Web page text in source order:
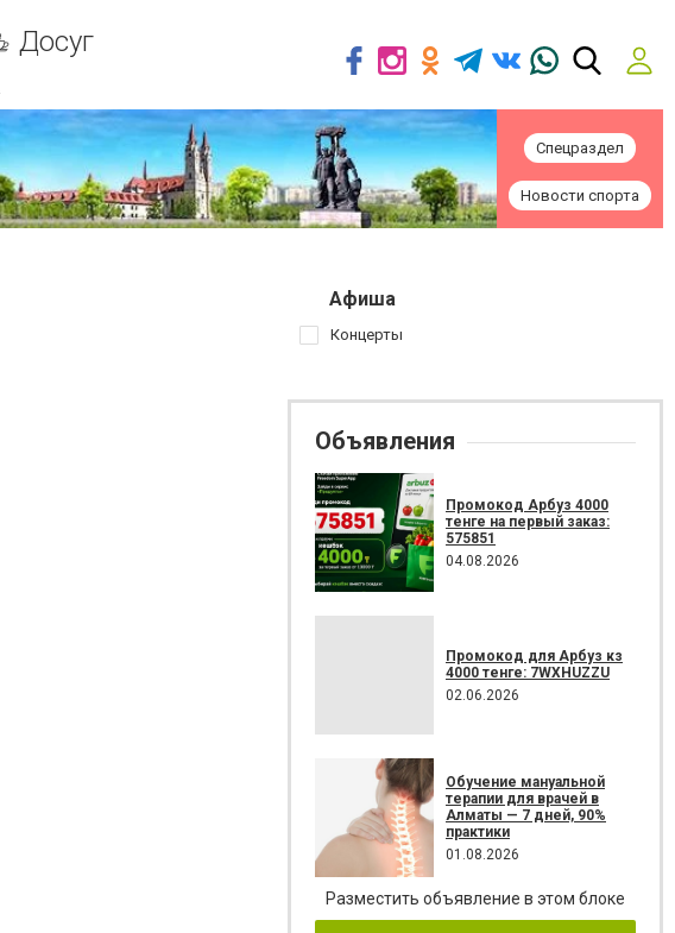
Досуг
Спецраздел
Новости спорта
Афиша
Концерты
Объявления
Промокод Арбуз 4000
тенге на первый заказ:
575851
04.08.2026
Промокод для Арбуз кз
4000 тенге: 7WXHUZZU
02.06.2026
Обучение мануальной
терапии для врачей в
Алматы — 7 дней, 90%
практики
01.08.2026
Разместить объявление в этом блоке